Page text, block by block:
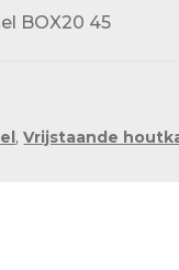
BOX20 45
,Vrijstaande